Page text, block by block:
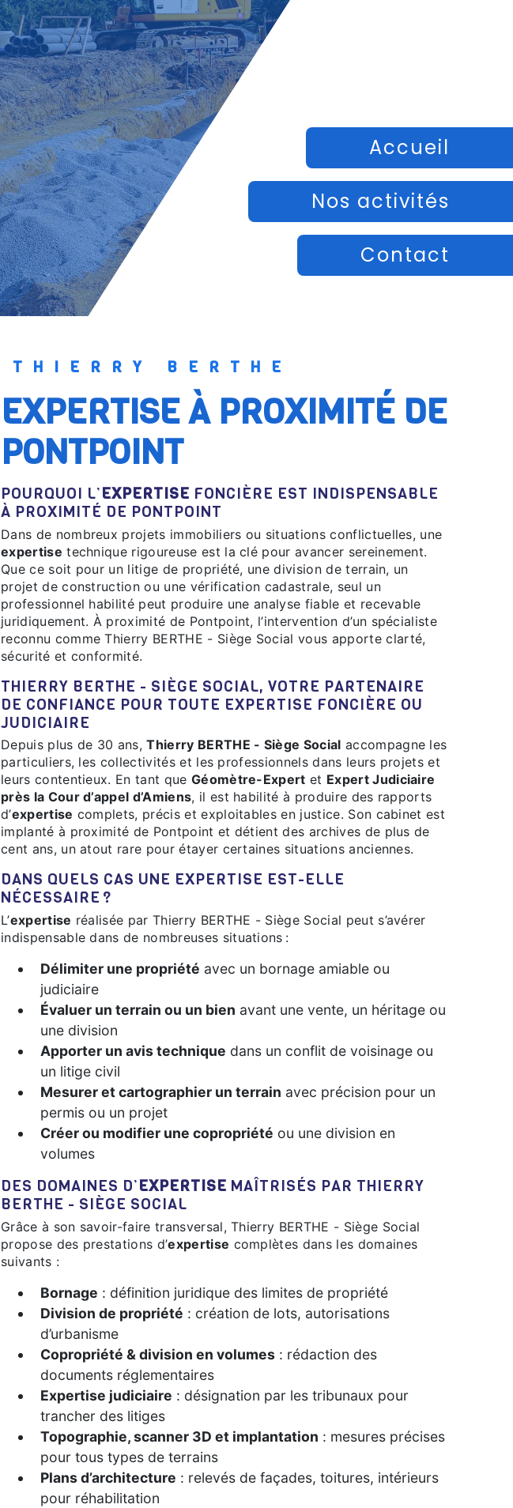
Accueil
Nos activités
Contact
THIERRY BERTHE
EXPERTISE À PROXIMITÉ DE
PONTPOINT
POURQUOI L’EXPERTISE FONCIÈRE EST INDISPENSABLE
À PROXIMITÉ DE PONTPOINT
Dans de nombreux projets immobiliers ou situations conflictuelles, une
expertise technique rigoureuse est la clé pour avancer sereinement.
Que ce soit pour un litige de propriété, une division de terrain, un
projet de construction ou une vérification cadastrale, seul un
professionnel habilité peut produire une analyse fiable et recevable
juridiquement. À proximité de Pontpoint, l’intervention d’un spécialiste
reconnu comme Thierry BERTHE - Siège Social vous apporte clarté,
sécurité et conformité.
THIERRY BERTHE - SIÈGE SOCIAL, VOTRE PARTENAIRE
DE CONFIANCE POUR TOUTE EXPERTISE FONCIÈRE OU
JUDICIAIRE
Depuis plus de 30 ans,Thierry BERTHE - Siège Social accompagne les
particuliers, les collectivités et les professionnels dans leurs projets et
leurs contentieux. En tant que Géomètre-Expert et Expert Judiciaire
près la Cour d’appel d’Amiens, il est habilité à produire des rapports
d’expertise complets, précis et exploitables en justice. Son cabinet est
implanté à proximité de Pontpoint et détient des archives de plus de
cent ans, un atout rare pour étayer certaines situations anciennes.
DANS QUELS CAS UNE EXPERTISE EST-ELLE
NÉCESSAIRE ?
L’expertise réalisée par Thierry BERTHE - Siège Social peut s’avérer
indispensable dans de nombreuses situations :
Délimiter une propriété avec un bornage amiable ou
judiciaire
Évaluer un terrain ou un bien avant une vente, un héritage ou
une division
Apporter un avis technique dans un conflit de voisinage ou
un litige civil
Mesurer et cartographier un terrain avec précision pour un
permis ou un projet
Créer ou modifier une copropriété ou une division en
volumes
DES DOMAINES D’EXPERTISE MAÎTRISÉS PAR THIERRY
BERTHE - SIÈGE SOCIAL
Grâce à son savoir-faire transversal, Thierry BERTHE - Siège Social
propose des prestations d’expertise complètes dans les domaines
suivants :
Bornage : définition juridique des limites de propriété
Division de propriété : création de lots, autorisations
d’urbanisme
Copropriété & division en volumes : rédaction des
documents réglementaires
Expertise judiciaire : désignation par les tribunaux pour
trancher des litiges
Topographie, scanner 3D et implantation : mesures précises
pour tous types de terrains
Plans d’architecture : relevés de façades, toitures, intérieurs
pour réhabilitation